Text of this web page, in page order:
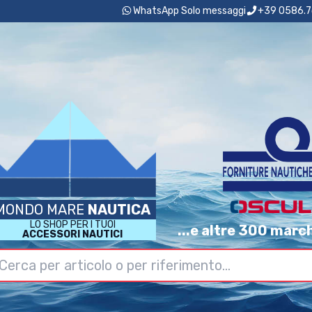
WhatsApp Solo messaggi +39
MARE NAUTICA
LO SHOP PER I TUOI
ACCESSORI NAUTICI
...e altre 300